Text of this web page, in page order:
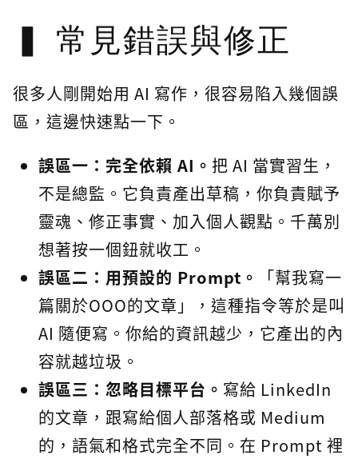
常見錯誤與修正
很多人剛開始用 AI 寫作，很容易陷入幾個誤
區，這邊快速點一下。
誤區一：完全依賴 AI。 把 AI 當實習生，
不是總監。它負責產出草稿，你負責賦予
靈魂、修正事實、加入個人觀點。千萬別
想著按一個鈕就收工。
誤區二：用預設的 Prompt。
「幫我寫一
篇關於OOO的文章」，這種指令等於是叫
AI 隨便寫。你給的資訊越少，它產出的內
容就越垃圾。
誤區三：忽略目標平台。 寫給 LinkedIn
的文章，跟寫給個人部落格或 Medium
的，語氣和格式完全不同。在 Prompt 裡